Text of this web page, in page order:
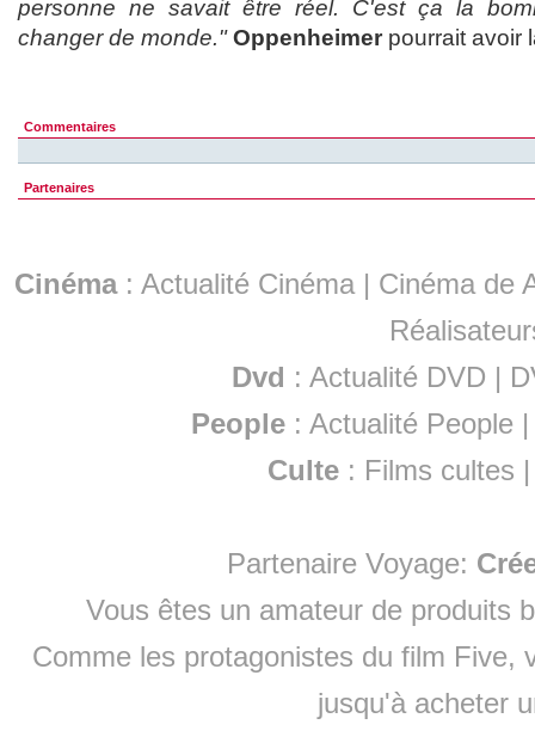
personne ne savait être réel. C'est ça la
changer de monde." Oppenheimer pourrait avoir
Commentaires
Partenaires
Cinéma: Actualité Cinéma | Cinéma de
Dvd : Actualité DVD |
People :Actualité People
Culte : Films cultes
Partenaire Voyage:
Vous êtes un amateur de produits
Comme les protagonistes du film Five,
jusqu'à acheter